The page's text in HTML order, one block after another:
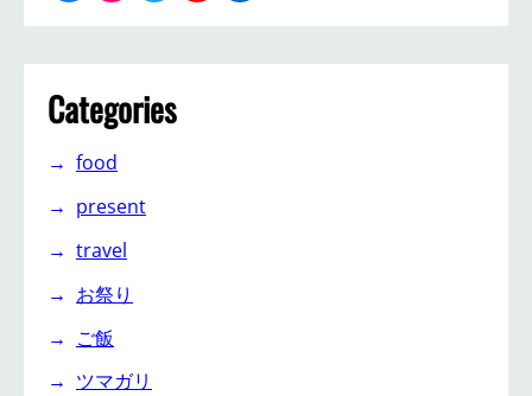
Categories
food
present
travel
お祭り
ご飯
ツマガリ